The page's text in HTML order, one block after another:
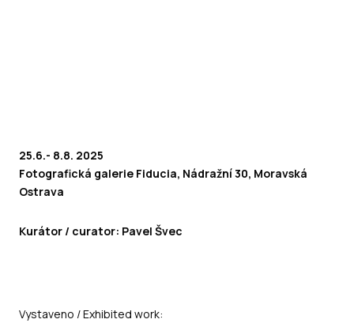
25.6.- 8.8. 2025
Fotografická galerie Fiducia, Nádražní 30, Moravská
Ostrava
Kurátor / curator: Pavel Švec
Vystaveno / Exhibited work: